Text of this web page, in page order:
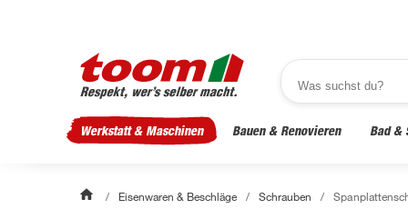
Werkstatt & Maschinen Bauen & Renovieren Bad &
/ Eisenwaren & Beschläge / Schrauben /